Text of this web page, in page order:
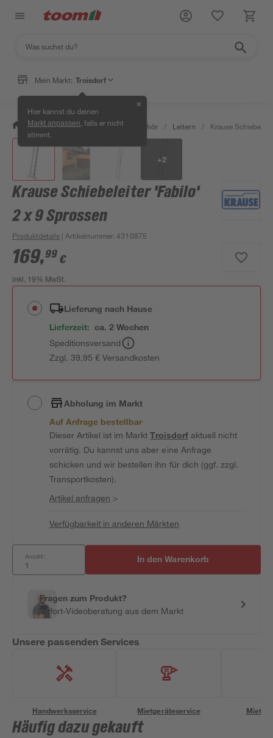
Mein Markt: Troisdorf
Hier kannst du deinen
Markt anpassen , falls er nicht
stimmt.
✕
/ Bauen & Renovieren / Bauzubehör / Leitern / Krause
+2
Krause Schiebeleiter 'Fabilo'
2 x 9 Sprossen
Produktdetails | Artikelnummer:4310875
169,99 €
inkl. 19% MwSt.
Lieferung nach Hause
Lieferzeit: ca. 2 Wochen
Speditionsversand
Zzgl. 39,95 € Versandkosten
Abholung im Markt
Auf Anfrage bestellbar
Dieser Artikel ist im MarktTroisdorfaktuell nicht
vorrätig. Du kannst uns aber eine Anfrage
schicken und wir bestellen ihn für dich (ggf. zzgl.
Transportkosten).
Artikel anfragen >
Verfügbarkeit in anderen Märkten
Anzahl: In den Warenkorb
Fragen zum Produkt?
Sofort-Videoberatung aus dem Markt
Unsere passenden Services
Handwerksservice Mietgeräteservice
Häufig dazu gekauft